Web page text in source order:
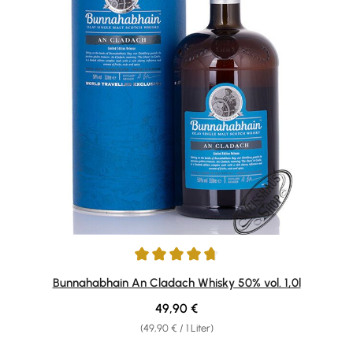
Durchschnittliche Bewertung von 4.79 von 5 Sternen
Bunnahabhain An Cladach Whisky 50% vol. 1,0l
(49,90 € / 1 Liter)
Regulärer Preis:
49,90 €